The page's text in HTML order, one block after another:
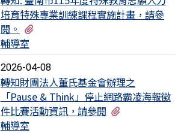
培育特殊專業訓練課程實施計畫，請參
閱。
輔導室
2026-04-08
轉知財團法人董氏基金會辦理之
「Pause & Think」停止網路霸凌海報徵
件比賽活動資訊，請參閱
輔導室